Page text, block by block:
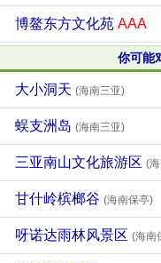
博鳌东方文化苑 AAA
你可能
大小洞天 (海南三亚)
蜈支洲岛 (海南三亚)
三亚南山文化旅游区 (
甘什岭槟榔谷 (海南保亭)
呀诺达雨林风景区 (海南